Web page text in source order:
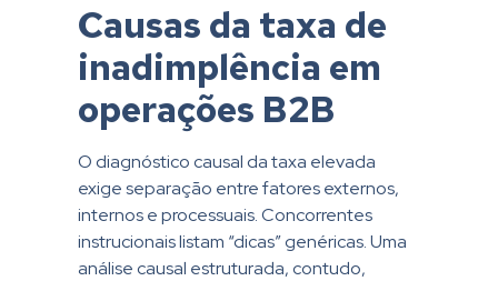
Causas da taxa de
inadimplência em
operações B2B
O diagnóstico causal da taxa elevada
exige separação entre fatores externos,
internos e processuais. Concorrentes
instrucionais listam “dicas” genéricas. Uma
análise causal estruturada, contudo,